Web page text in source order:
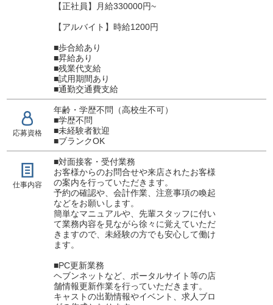
【正社員】月給330000円~
【アルバイト】時給1200円
■歩合給あり
■昇給あり
■残業代支給
■試用期間あり
■通勤交通費支給
応募資格
年齢・学歴不問（高校生不可）
■学歴不問
■未経験者歓迎
■ブランクOK
仕事内容
■対面接客・受付業務
お客様からのお問合せや来店されたお客様
の案内を行っていただきます。
予約の確認や、会計作業、注意事項の喚起
などをお願いします。
簡単なマニュアルや、先輩スタッフに付い
て業務内容を見ながら徐々に覚えていただ
きますので、未経験の方でも安心して働け
ます。
■PC更新業務
ヘブンネットなど、ポータルサイト等の店
舗情報更新作業を行っていただきます。
キャストの出勤情報やイベント、求人ブロ